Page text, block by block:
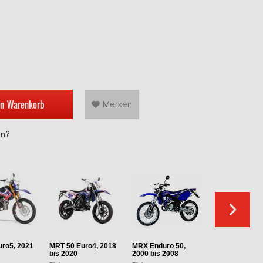
Warenkorb Merken
2021
MRT 50 Euro4, 2018
bis 2020
MRX Enduro 50,
2000 bis 2008